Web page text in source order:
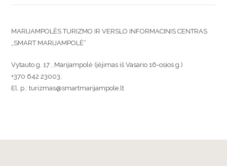
MARIJAMPOLĖS TURIZMO IR VERSLO INFORMACINIS CENTRAS
„SMART MARIJAMPOLĖ“
Vytauto g. 17 , Marijampolė (įėjimas iš Vasario 16-osios g.)
+370 642 23003,
El. p.: turizmas@smartmarijampole.lt